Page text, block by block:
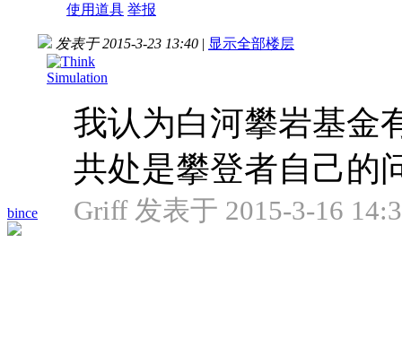
使用道具 举报
bince
发表于 2015-3-23 13:40 | 显示全部楼层
我认为白河攀岩基金
共处是攀登者自己的
Griff 发表于 2015-3-16